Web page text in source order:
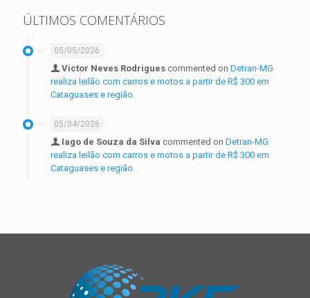
ÚLTIMOS COMENTÁRIOS
05/05/2026
Victor Neves Rodrigues commented on Detran-MG
realiza leilão com carros e motos a partir de R$ 300 em
Cataguases e região.
05/04/2026
Iago de Souza da Silva commented on Detran-MG
realiza leilão com carros e motos a partir de R$ 300 em
Cataguases e região.